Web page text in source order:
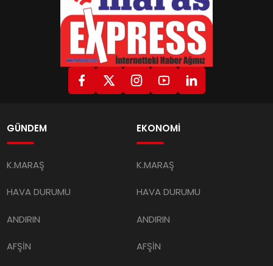
GÜNDEM
K.MARAŞ
HAVA DURUMU
ANDIRIN
AFŞİN
EKONOMİ
K.MARAŞ
HAVA DURUMU
ANDIRIN
AFŞİN